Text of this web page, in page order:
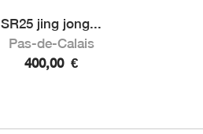
SR25 jing jong...
Pas-de-Calais
400,00 €